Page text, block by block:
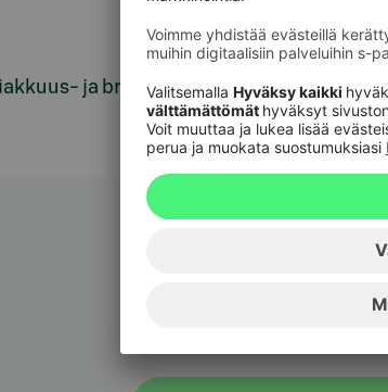
ja brändijohtaja, 010 767 9470,